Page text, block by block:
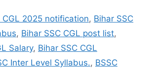
n
k
o
o
k
h
at
CGL 2025 notification, Bihar SSC
, Bihar SSC CGL post list,
Salary, Bihar SSC CGL
Inter Level Syllabus., BSSC